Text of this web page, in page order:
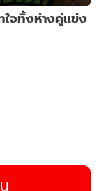
จทิ้งห่างคู่แข่ง